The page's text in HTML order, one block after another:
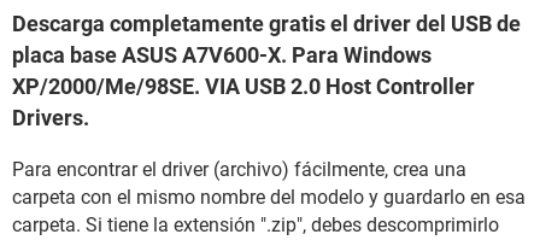
Descarga completamente gratis el driver del USB de
placa base ASUS A7V600-X. Para Windows
XP/2000/Me/98SE. VIA USB 2.0 Host Controller
Drivers.
Para encontrar el driver (archivo) fácilmente, crea una
carpeta con el mismo nombre del modelo y guardarlo en esa
carpeta. Si tiene la extensión ".zip", debes descomprimirlo